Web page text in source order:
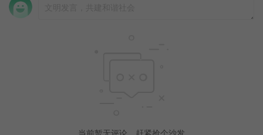
当前暂无评论，赶紧抢个沙发